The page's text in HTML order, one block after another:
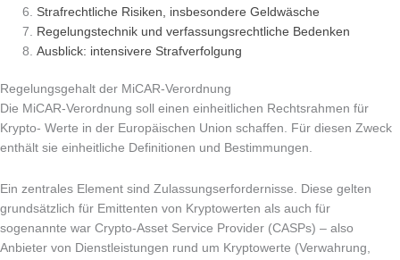
Strafrechtliche Risiken, insbesondere Geldwäsche
Regelungstechnik und verfassungsrechtliche Bedenken
Ausblick: intensivere Strafverfolgung
Regelungsgehalt der MiCAR-Verordnung
Die MiCAR-Verordnung soll einen einheitlichen Rechtsrahmen für
Krypto- Werte in der Europäischen Union schaffen. Für diesen Zweck
enthält sie einheitliche Definitionen und Bestimmungen.
Ein zentrales Element sind Zulassungserfordernisse. Diese gelten
grundsätzlich für Emittenten von Kryptowerten als auch für
sogenannte war Crypto-Asset Service Provider (CASPs) – also
Anbieter von Dienstleistungen rund um Kryptowerte (Verwahrung,